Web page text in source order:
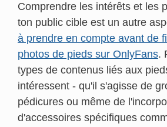
Comprendre les intérêts et les
ton public cible est un autre
à prendre en compte avant de
photos de pieds sur OnlyFans.
types de contenus liés aux
intéressent - qu'il s'agisse de
pédicures ou même de
d'accessoires spécifiques